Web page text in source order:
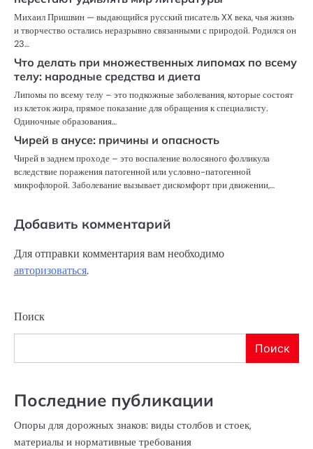
Михаил Пришвин — выдающийся русский писатель XX века, чья жизнь
и творчество остались неразрывно связанными с природой. Родился он
23…
Что делать при множественных липомах по всему
телу: народные средства и диета
Липомы по всему телу – это подкожные заболевания, которые состоят
из клеток жира, прямое показание для обращения к специалисту.
Одиночные образования…
Чирей в анусе: причины и опасность
Чирей в заднем проходе – это воспаление волосяного фолликула
вследствие поражения патогенной или условно-патогенной
микрофлорой. Заболевание вызывает дискомфорт при движении,…
Добавить комментарий
Для отправки комментария вам необходимо
авторизоваться.
Поиск
Поиск
Последние публикации
Опоры для дорожных знаков: виды столбов и стоек,
материалы и нормативные требования